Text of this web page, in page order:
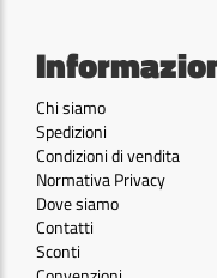
Chi siamo
Spedizioni
Condizioni di vendita
Normativa Privacy
Dove siamo
Contatti
Sconti